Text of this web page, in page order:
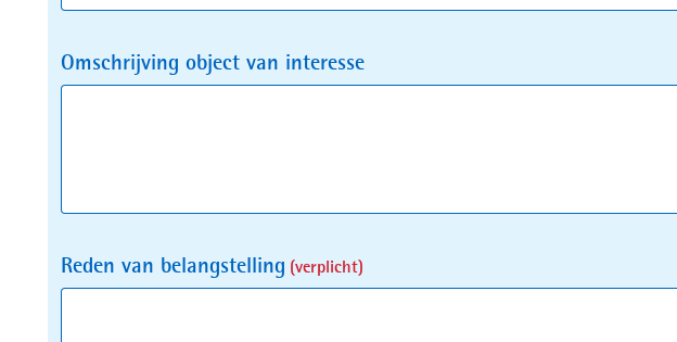
Omschrijving object van interesse
Reden van belangstelling (verplicht)